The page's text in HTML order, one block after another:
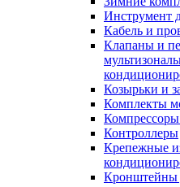
Инструмент
Кабель и
Клапаны и
Козырьки и
Комплекты
Компрессоры
Контроллеры
Крепежные
Кронштейны